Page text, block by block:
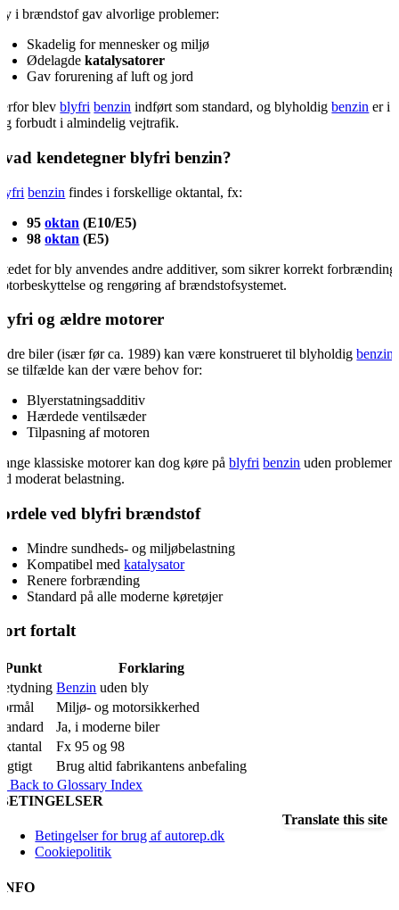
i brændstof gav alvorlige problemer:
Skadelig for mennesker og miljø
Ødelagdekatalysatorer
Gav forurening af luft og jord
blevblyfri benzin indført som standard, og blyholdigbenzin er i
forbudt i almindelig vejtrafik.
kendetegner blyfri benzin?
benzin findes i forskellige oktantal, fx:
95oktan (E10/E5)
98oktan (E5)
for bly anvendes andre additiver, som sikrer korrekt
og rengøring af brændstofsystemet.
og ældre motorer
biler (især før ca. 1989) kan være konstrueret til blyholdigbenzin
tilfælde kan der være behov for:
Blyerstatningsadditiv
Hærdede ventilsæder
Tilpasning af motoren
klassiske motorer kan dog køre påblyfri benzin uden problemer
moderat belastning.
ved blyfri brændstof
Mindre sundheds- og miljøbelastning
Kompatibel medkatalysator
Renere forbrænding
Standard på alle moderne køretøjer
fortalt
Punkt
Forklaring
Benzin uden bly
Miljø- og motorsikkerhed
Ja, i moderne biler
Fx 95 og 98
Brug altid fabrikantens anbefaling
« Back to Glossary Index
Translate this site
BETINGELSER
Betingelser for brug af autorep.dk
Cookiepolitik
INFO